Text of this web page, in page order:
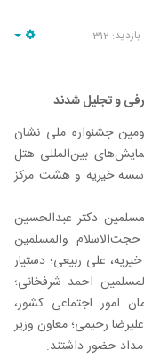
بازدید: 312
و تجلیل شدند
جشنواره ملی نشان
در سالن همایش‌های بین‌المللی هتل
برگزار شد. در این مراسم، ۱۴ مؤسسه خیریه و هشت مرکز
دکتر عبدالحسین
والمسلمین
علی ربیعی؛ دستیار
احمد شرفخانی؛
امور اجتماعی کشور،
رحیمی؛ معاون وزیر
حضور داشتند.